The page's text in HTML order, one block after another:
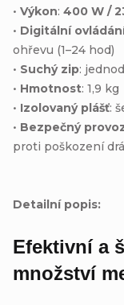
• Výkon: 400 W /
• Digitální
ohřevu (1–24 hod)
• Suchý zip:
• Hmotnost: 1,9 kg
• Izolovaný plášť:
• Bezpečný
proti poškození
Detailní popis:
Efektivní a
množství